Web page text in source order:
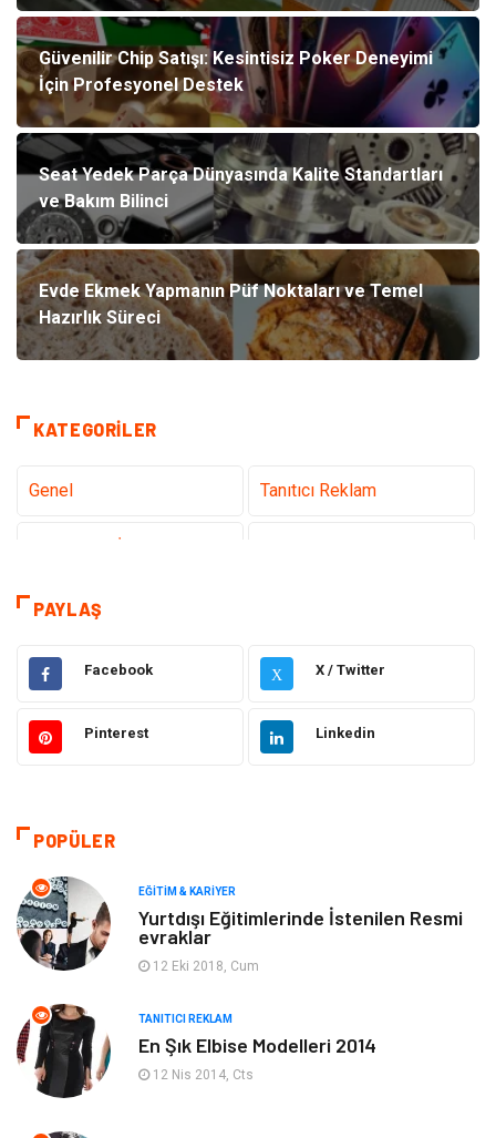
Güvenilir Chip Satışı: Kesintisiz Poker Deneyimi
İçin Profesyonel Destek
Seat Yedek Parça Dünyasında Kalite Standartları
ve Bakım Bilinci
Evde Ekmek Yapmanın Püf Noktaları ve Temel
Hazırlık Süreci
KATEGORILER
Genel Tanıtıcı Reklam
Hizmet
Hukuk Emlak
Otomotiv Sağlıklı Yaşam
Moda
Makine
Elektronik
Giyim
Ev Dekorasyon Organizasyon
PAYLAŞ
Facebook X X / Twitter
Pinterest Linkedin
POPÜLER
EĞITIM & KARIYER
Yurtdışı Eğitimlerinde İstenilen Resmi
evraklar
12 Eki 2018, Cum
TANITICI REKLAM
En Şık Elbise Modelleri 2014
12 Nis 2014, Cts